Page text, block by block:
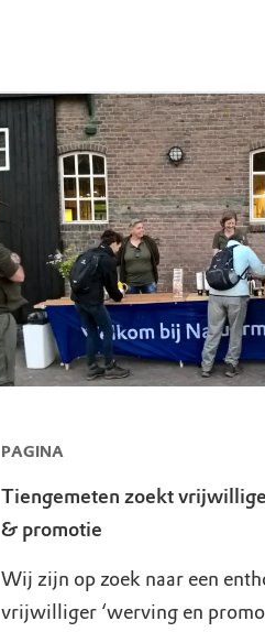
PAGINA
Tiengemeten zoekt
& promotie
Wij zijn op zoek naar een
vrijwilliger ‘werving en